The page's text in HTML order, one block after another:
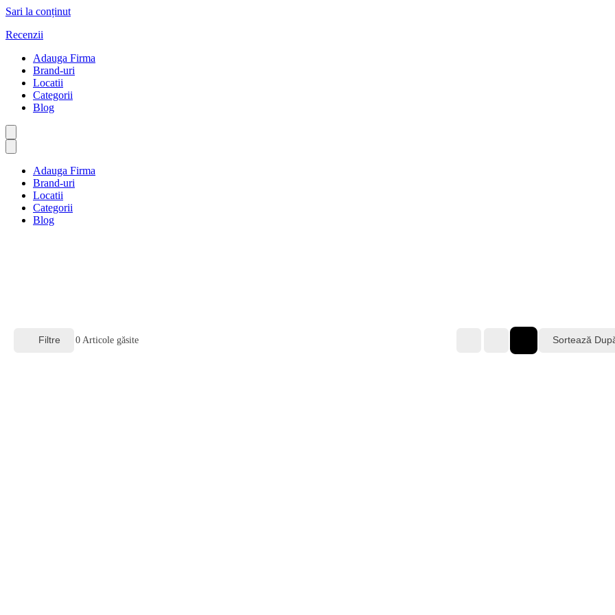
Sari la conținut
Recenzii
Adauga Firma
Brand-uri
Locatii
Categorii
Blog
Adauga Firma
Brand-uri
Locatii
Categorii
Blog
Filtre 0 Articole găsite Sortează